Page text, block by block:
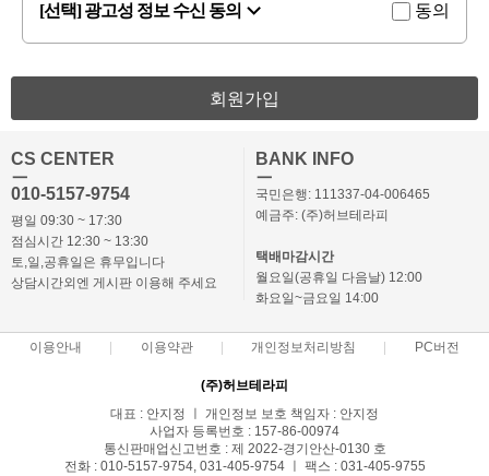
[선택] 광고성 정보 수신 동의 동의
회원가입
CS CENTER
ㅡ
010-5157-9754
평일 09:30 ~ 17:30
점심시간 12:30 ~ 13:30
토,일,공휴일은 휴무입니다
상담시간외엔 게시판 이용해 주세요
BANK INFO
ㅡ
국민은행: 111337-04-006465
예금주: (주)허브테라피
택배마감시간
월요일(공휴일 다음날) 12:00
화요일~금요일 14:00
이용안내 이용약관 개인정보처리방침 PC버전
(주)허브테라피
대표 : 안지정 ㅣ 개인정보 보호 책임자 : 안지정
사업자 등록번호 : 157-86-00974
통신판매업신고번호 : 제 2022-경기안산-0130 호
전화 : 010-5157-9754, 031-405-9754 ㅣ 팩스 : 031-405-9755